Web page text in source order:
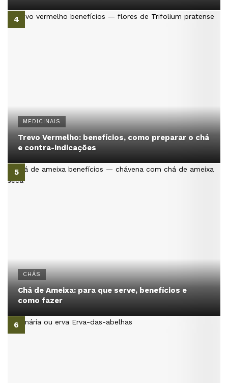
MEDICINAIS
Trevo Vermelho: benefícios, como preparar o chá
e contra-indicações
CHÁS
Chá de Ameixa: para que serve, benefícios e
como fazer